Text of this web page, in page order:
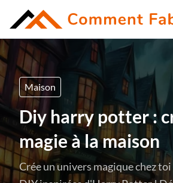
Maison
Diy harry potter :
magie à la maison
Crée un univers magique chez toi